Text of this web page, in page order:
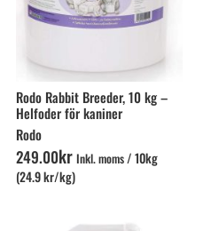
Rodo Rabbit Breeder, 10 kg –
Helfoder för kaniner
Rodo
249.00kr Inkl. moms/10kg
(24.9 kr/kg)